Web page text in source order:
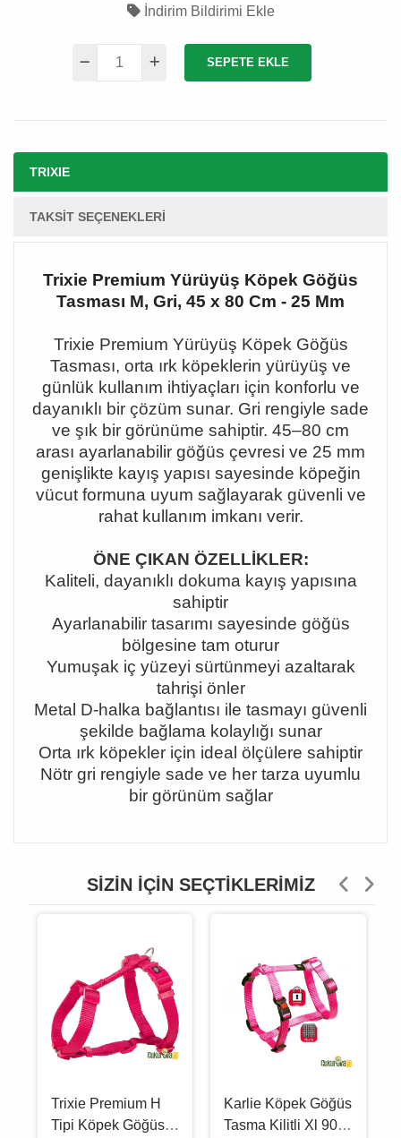
İndirim Bildirimi Ekle
SEPETE EKLE
TRIXIE
TAKSIT SEÇENEKLERI
Trixie Premium Yürüyüş Köpek Göğüs
Tasması M, Gri, 45 x 80 Cm - 25 Mm
Trixie Premium Yürüyüş Köpek Göğüs
Tasması, orta ırk köpeklerin yürüyüş ve
günl ük kullanım ihtiyaç ları için konforlu ve
dayanıkl ı bir çözüm sunar. Gri rengiyle sade
ve şık bir görünüme sahiptir. 45–80 cm
arası ayarlanabilir göğüs çevresi ve 25 mm
geniş likte kayış yapısı sayesinde köpeğin
vücut formuna uyum sağ layarak güvenli ve
rahat kullanım imkanı verir.
ÖNE ÇIKAN ÖZELLİKLER:
Kaliteli, dayanıkl ı dokuma kayış yapısına
sahiptir
Ayarlanabilir tasarımı sayesinde göğüs
bö lgesine tam oturur
Yumuşak iç yüzeyi sürtünmeyi azaltarak
tahrişi önler
Metal D-halka bağ lantısı ile tasmayı güvenli
şekilde bağ lama kolayl ığı sunar
Orta ırk köpekler için ideal ö çü lere sahiptir
Nötr gri rengiyle sade ve her tarza uyumlu
bir görünüm sağ lar
SIZIN İÇIN SEÇTIKLERIMIZ
Trixie Premium H
Tipi Köpek Göğüs
Karlie Köpek Göğüs
Tasma Kilitli Xl 90 -